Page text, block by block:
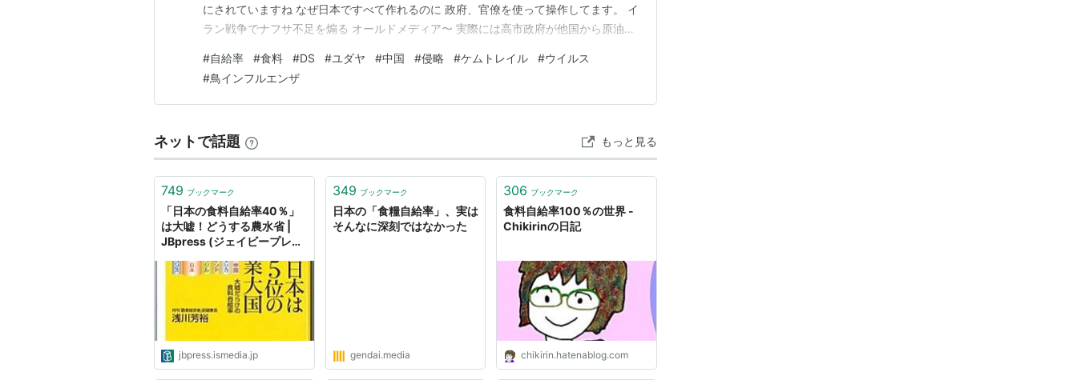
にされていますね なぜ日本ですべて作れるのに 政府、官僚を使って操作してます。 イ
ラン戦争でナフサ不足を煽る オールドメディア〜 実際には高市政府が他国から原油を
にしたりして騒ぐ 何やら意図的か？ <<食料の確保を急げ>> それより食料がないと日
本は生き残れない …
#自給率 #食料 #DS #ユダヤ #中国 #侵略 #ケムトレイル #ウイルス
#鳥インフルエンザ
ネットで話題 もっと見る
749 ブックマーク
「日本の食料自給率40％」
は大嘘！どうする農水省 |
JBpress (ジェイビープレ
jbpress.ismedia.jp
349 ブックマーク
日本の「食糧自給率」、実は
そんなに深刻ではなかった
gendai.media
306 ブックマーク
食料自給率100％の世界 -
Chikirinの日記
chikirin.hatenablog.com